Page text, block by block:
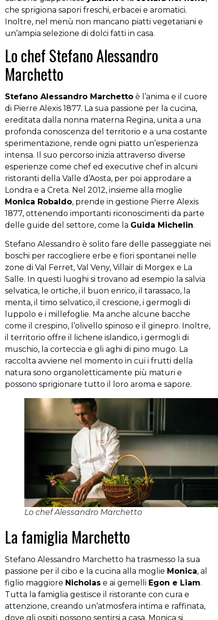
che sprigiona sapori freschi, erbacei e aromatici.
Inoltre, nel menù non mancano piatti vegetariani e
un’ampia selezione di dolci fatti in casa.
Lo chef Stefano Alessandro
Marchetto
Stefano Alessandro Marchetto è l’anima e il cuore
di Pierre Alexis 1877. La sua passione per la cucina,
ereditata dalla nonna materna Regina, unita a una
profonda conoscenza del territorio e a una costante
sperimentazione, rende ogni piatto un’esperienza
intensa. Il suo percorso inizia attraverso diverse
esperienze come chef ed executive chef in alcuni
ristoranti della Valle d’Aosta, per poi approdare a
Londra e a Creta. Nel 2012, insieme alla moglie
Monica Robaldo, prende in gestione Pierre Alexis
1877, ottenendo importanti riconoscimenti da parte
delle guide del settore, come la Guida Michelin.
Stefano Alessandro è solito fare delle passeggiate nei
boschi per raccogliere erbe e fiori spontanei nelle
zone di Val Ferret, Val Veny, Villair di Morgex e La
Salle. In questi luoghi si trovano ad esempio la salvia
selvatica, le ortiche, il buon enrico, il tarassaco, la
menta, il timo selvatico, il crescione, i germogli di
luppolo e i millefoglie. Ma anche alcune bacche
come il crespino, l’olivello spinoso e il ginepro. Inoltre,
il territorio offre il lichene islandico, i germogli di
muschio, la corteccia e gli aghi di pino mugo. La
raccolta avviene nel momento in cui i frutti della
natura sono organoletticamente più maturi e
possono sprigionare tutto il loro aroma e sapore.
Lo chef Alessandro Marchetto
La famiglia Marchetto
Stefano Alessandro Marchetto ha trasmesso la sua
passione per il cibo e la cucina alla moglie Monica, al
figlio maggiore Nicholas e ai gemelli Egon e Liam.
Tutta la famiglia gestisce il ristorante con cura e
attenzione, creando un’atmosfera intima e raffinata,
dove gli ospiti possono sentirsi a casa. Monica si